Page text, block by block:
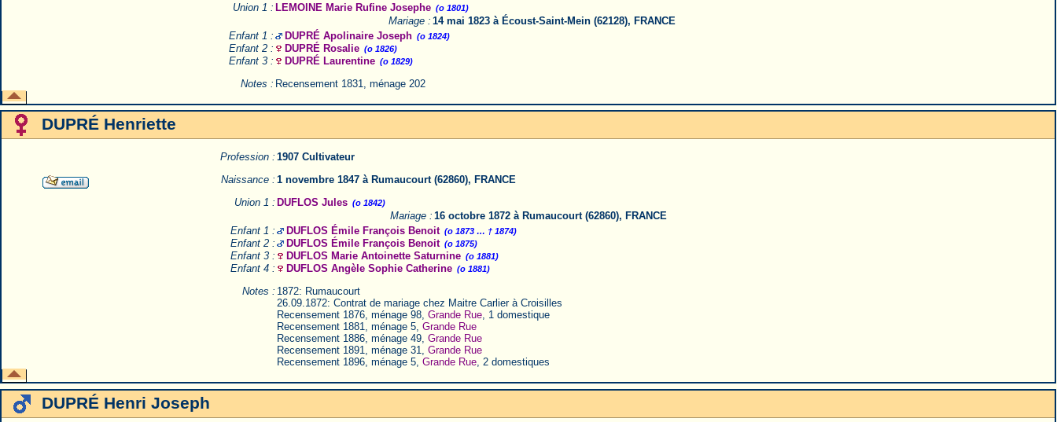
Union 1 : LEMOINE Marie Rufine Josephe (o 1801)
Mariage : 14 mai 1823 à Écoust-Saint-Mein (62128), FRANCE
Enfant 1 :
DUPRÉ Apolinaire Joseph (o 1824)
Enfant 2 : DUPRÉ Rosalie (o 1826)
Enfant 3 : DUPRÉ Laurentine (o 1829)
Notes : Recensement 1831, ménage 202
DUPRÉ Henriette
Profession : 1907 Cultivateur
Naissance : 1 novembre 1847 à Rumaucourt (62860), FRANCE
Union 1 : DUFLOS Jules (o 1842)
Mariage : 16 octobre 1872 à Rumaucourt (62860), FRANCE
Enfant 1 :
DUFLOS Émile François Benoit (o 1873 … † 1874)
Enfant 2 : DUFLOS Émile François Benoit (o 1875)
Enfant 3 : DUFLOS Marie Antoinette Saturnine (o 1881)
Enfant 4 : DUFLOS Angèle Sophie Catherine (o 1881)
Notes : 1872: Rumaucourt
26.09.1872: Contrat de mariage chez Maitre Carlier à Croisilles
Recensement 1876, ménage 98, Grande Rue, 1 domestique
Recensement 1881, ménage 5, Grande Rue
Recensement 1886, ménage 49, Grande Rue
Recensement 1891, ménage 31, Grande Rue
Recensement 1896, ménage 5, Grande Rue, 2 domestiques
DUPRÉ Henri Joseph